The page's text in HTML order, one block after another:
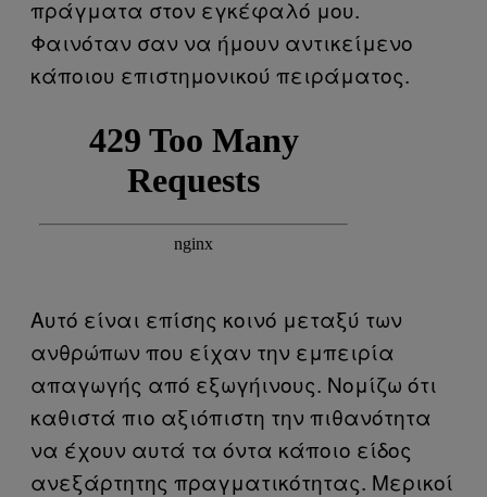
πράγματα στον εγκέφαλό μου.
Φαινόταν σαν να ήμουν αντικείμενο
κάποιου επιστημονικού πειράματος.
Αυτό είναι επίσης κοινό μεταξύ των
ανθρώπων που είχαν την εμπειρία
απαγωγής από εξωγήινους. Νομίζω ότι
καθιστά πιο αξιόπιστη την πιθανότητα
να έχουν αυτά τα όντα κάποιο είδος
ανεξάρτητης πραγματικότητας. Μερικοί